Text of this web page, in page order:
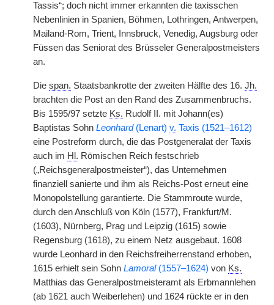
Tassis“; doch nicht immer erkannten die taxisschen
Nebenlinien in Spanien, Böhmen, Lothringen, Antwerpen,
Mailand-Rom, Trient, Innsbruck, Venedig, Augsburg oder
Füssen das Seniorat des Brüsseler Generalpostmeisters
an.
Die span. Staatsbankrotte der zweiten Hälfte des 16. Jh.
brachten die Post an den Rand des Zusammenbruchs.
Bis 1595/97 setzte Ks. Rudolf II. mit Johann(es)
Baptistas Sohn Leonhard(Lenart) v. Taxis (1521–1612)
eine Postreform durch, die das Postgeneralat der Taxis
auch im Hl. Römischen Reich festschrieb
(„Reichsgeneralpostmeister“), das Unternehmen
finanziell sanierte und ihm als Reichs-Post erneut eine
Monopolstellung garantierte. Die Stammroute wurde,
durch den Anschluß von Köln (1577), Frankfurt/M.
(1603), Nürnberg, Prag und Leipzig (1615) sowie
Regensburg (1618), zu einem Netz ausgebaut. 1608
wurde Leonhard in den Reichsfreiherrenstand erhoben,
1615 erhielt sein Sohn Lamoral(1557–1624) von Ks.
Matthias das Generalpostmeisteramt als Erbmannlehen
(ab 1621 auch Weiberlehen) und 1624 rückte er in den